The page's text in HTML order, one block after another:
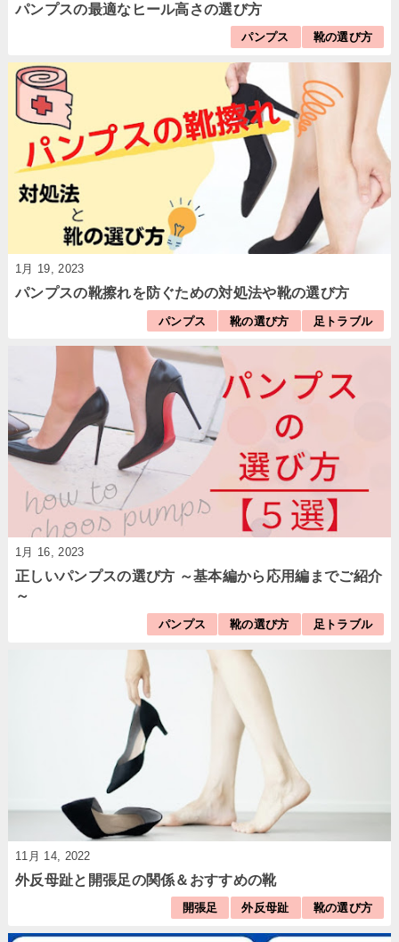
パンプスの最適なヒール高さの選び方
パンプス 靴の選び方
1月 19, 2023
パンプスの靴擦れを防ぐための対処法や靴の選び方
パンプス 靴の選び方 足トラブル
1月 16, 2023
正しいパンプスの選び方 ～基本編から応用編までご紹介
～
パンプス 靴の選び方 足トラブル
11月 14, 2022
外反母趾と開張足の関係＆おすすめの靴
開張足 外反母趾 靴の選び方